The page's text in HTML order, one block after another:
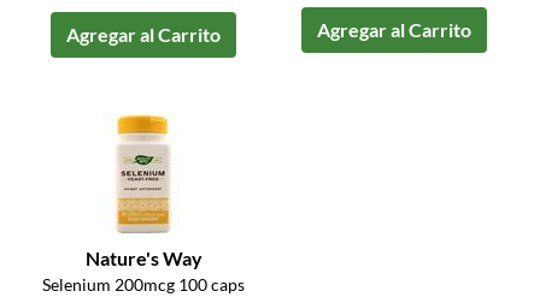
Agregar al Carrito Agregar al Carrito
Nature's Way
Selenium 200mcg 100 caps